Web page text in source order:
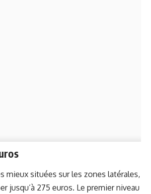
mieux situées sur les zones latérales,
jusqu’à 275 euros. Le premier niveau